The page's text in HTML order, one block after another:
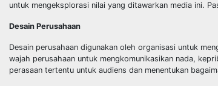
untuk mengeksplorasi nilai yang ditawarkan media ini.
Desain Perusahaan
Desain perusahaan digunakan oleh organisasi untuk
wajah perusahaan untuk mengkomunikasikan nada,
perasaan tertentu untuk audiens dan menentukan